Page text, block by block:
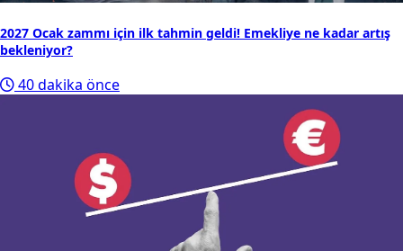
3
Resmî Gazete'de bugün (6 Ağustos 2026 Resmî Gazete